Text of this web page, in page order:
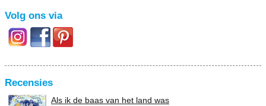
Volg ons via
Recensies
Als ik de baas van het land was